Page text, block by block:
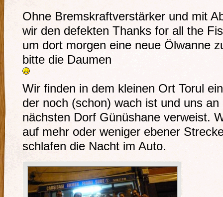
Ohne Bremskraftverstärker und mit
wir den defekten Thanks for all the
um dort morgen eine neue Ölwanne
bitte die Daumen
Wir finden in dem kleinen Ort Torul
der noch (schon) wach ist und uns
nächsten Dorf Günüshane verweist.
auf mehr oder weniger ebener
schlafen die Nacht im Auto.